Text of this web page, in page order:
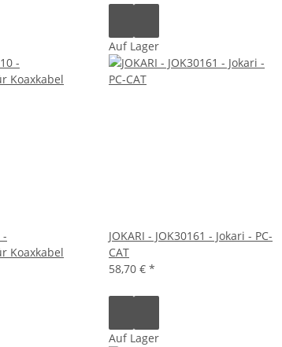
-
Koaxkabel
Auf Lager
JOKARI - JOK30161 - Jokari - PC-
CAT
58,70 € *
Auf Lager